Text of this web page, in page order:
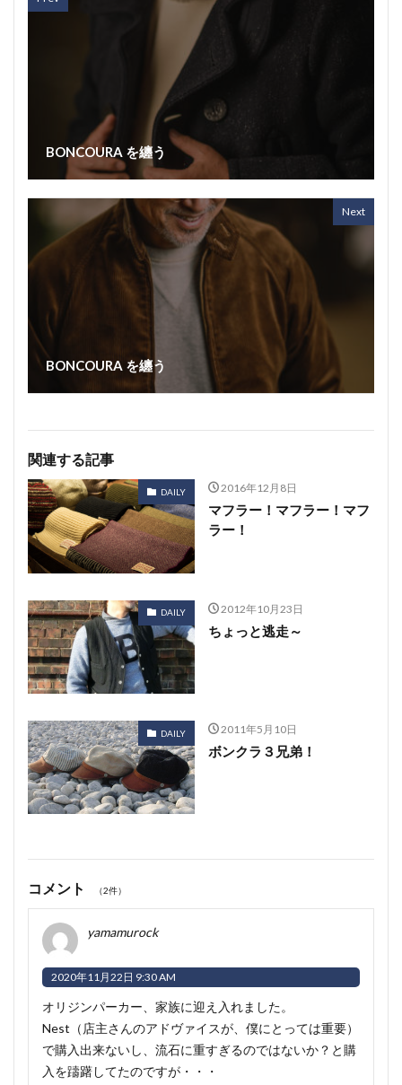
BONCOURA を纏う
Next
BONCOURA を纏う
関連する記事
DAILY 2016年12月8日
マフラー！マフラー！マフ
ラー！
DAILY 2012年10月23日
ちょっと逃走～
DAILY 2011年5月10日
ボンクラ３兄弟！
コメント （2件）
yamamurock
2020年11月22日 9:30 AM
オリジンパーカー、家族に迎え入れました。
Nest（店主さんのアドヴァイスが、僕にとっては重要）
で購入出来ないし、流石に重すぎるのではないか？と購
入を躊躇してたのですが・・・